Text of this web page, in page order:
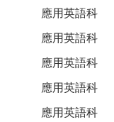
應用英語科
應用英語科
應用英語科
應用英語科
應用英語科